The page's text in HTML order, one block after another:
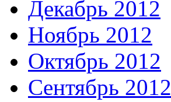
Декабрь 2012
Ноябрь 2012
Октябрь 2012
Сентябрь 2012